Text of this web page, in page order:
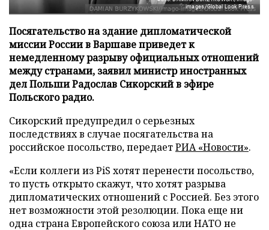
images/Global Look Press
Посягательство на здание дипломатической
миссии России в Варшаве приведет к
немедленному разрыву официальных отношений
между странами, заявил министр иностранных
дел Польши Радослав Сикорский в эфире
Польского радио.
Сикорский предупредил о серьезных
последствиях в случае посягательства на
российское посольство, передаетРИА «Новости».
«Если коллеги из PiS хотят перенести посольство,
то пусть открыто скажут, что хотят разрыва
дипломатических отношений с Россией. Без этого
нет возможности этой резолюции. Пока еще ни
одна страна Европейского союза или НАТО не